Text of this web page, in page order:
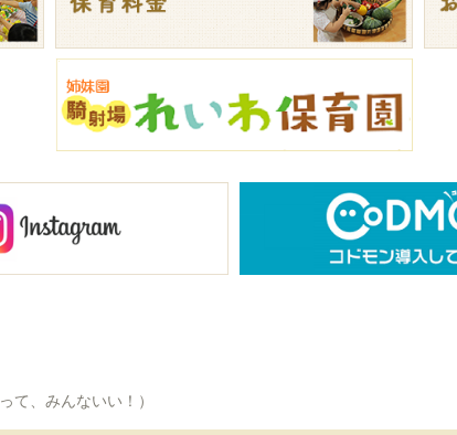
て、みんないい！）